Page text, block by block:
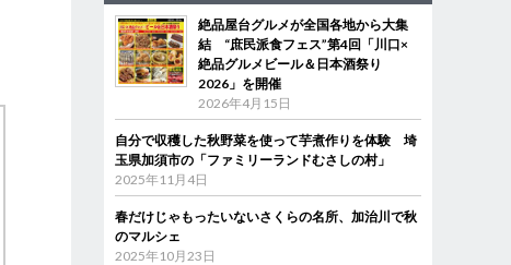
絶品屋台グルメが全国各地から大集
結 “庶民派食フェス”第4回「川口×
絶品グルメビール＆日本酒祭り
2026」を開催
2026年4月15日
自分で収穫した秋野菜を使って芋煮作りを体験 埼
玉県加須市の「ファミリーランドむさしの村」
2025年11月4日
春だけじゃもったいないさくらの名所、加治川で秋
のマルシェ
2025年10月23日